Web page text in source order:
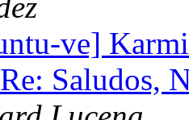
ve]
Saludos,